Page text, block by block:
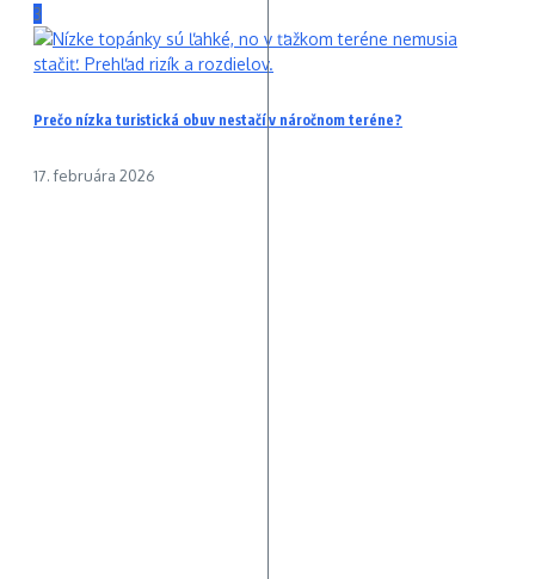
3
Prečo nízka turistická obuv nestačí v náročnom teréne?
17. februára 2026